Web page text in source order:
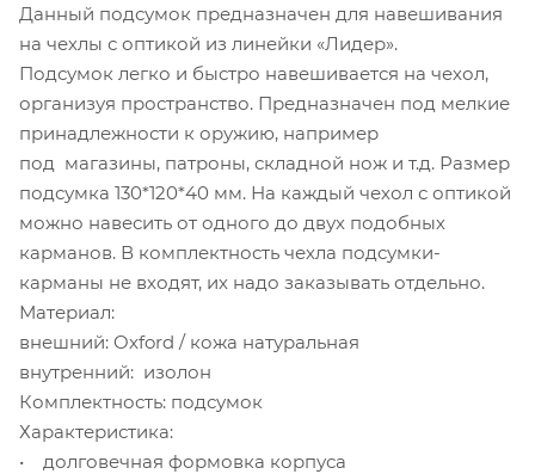
Данный подсумок предназначен для навешивания
на чехлы с оптикой из линейки «Лидер».
Подсумок легко и быстро навешивается на чехол,
организуя пространство. Предназначен под мелкие
принадлежности к оружию, например
под магазины, патроны, складной нож и т.д. Размер
подсумка 130*120*40 мм. На каждый чехол с оптикой
можно навесить от одного до двух подобных
карманов. В комплектность чехла подсумки-
карманы не входят, их надо заказывать отдельно.
Материал:
внешний: Oxford / кожа натуральная
внутренний: изолон
Комплектность: подсумок
Характеристика:
• долговечная формовка корпуса